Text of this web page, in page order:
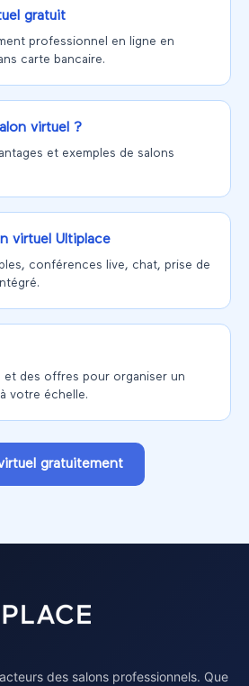
gratuit
professionnel en ligne en
carte bancaire.
virtuel ?
et exemples de salons
virtuel Ultiplace
conférences live, chat, prise de
et des offres pour organiser un
votre échelle.
gratuitement
des salons professionnels. Que